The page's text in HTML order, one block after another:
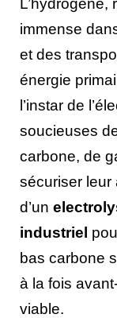
immense
et des
énergie
l’instar de
soucieuses
carbone, de
sécuriser leur
d’un
industriel
bas carbone
à la fois
viable.